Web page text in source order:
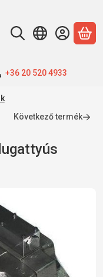
+36 20 520 4933
A
Következő termék